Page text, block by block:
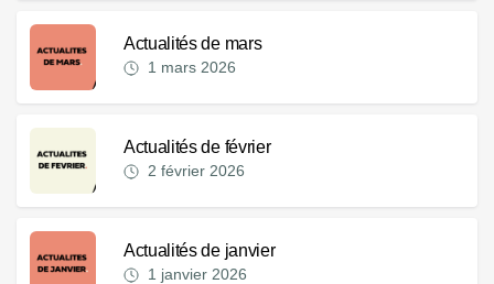
Actualités de mars
1 mars 2026
Actualités de février
2 février 2026
Actualités de janvier
1 janvier 2026